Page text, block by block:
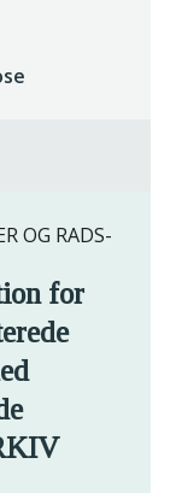
OG RADS-
for